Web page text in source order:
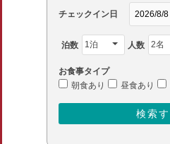
チェックイン日
泊数 人数
お食事タイプ
朝食あり
昼食あり